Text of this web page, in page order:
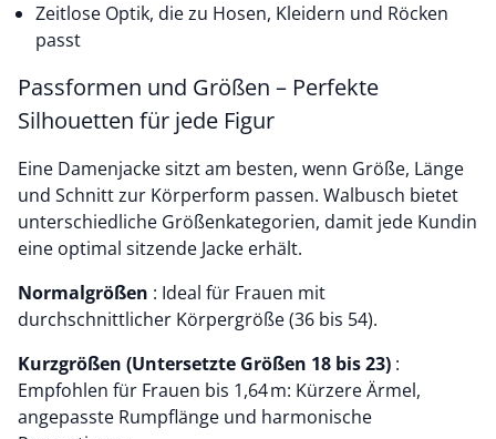
Zeitlose Optik, die zu Hosen, Kleidern und Röcken
passt
Passformen und Größen – Perfekte
Silhouetten für jede Figur
Eine Damenjacke sitzt am besten, wenn Größe, Länge
und Schnitt zur Körperform passen. Walbusch bietet
unterschiedliche Größenkategorien, damit jede Kundin
eine optimal sitzende Jacke erhält.
Normalgrößen : Ideal für Frauen mit
durchschnittlicher Körpergröße (36 bis 54).
Kurzgrößen (Untersetzte Größen 18 bis 23) :
Empfohlen für Frauen bis 1,64 m: Kürzere Ärmel,
angepasste Rumpflänge und harmonische